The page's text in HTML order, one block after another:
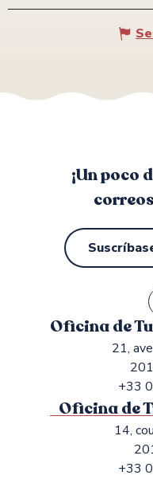
¡Un poco
Oficina de
21,
+33
Oficina de
14,
+33